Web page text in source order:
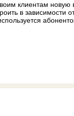
клиентам новую
в зависимости